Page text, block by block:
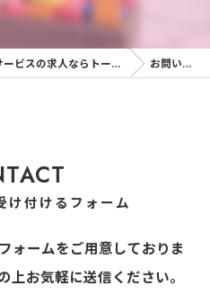
富山県富山市で放課後等デイサービスの求人ならトータルサポート・ライトブレイン お問い合わせ
け付けるフォーム
ォームをご用意しておりま
上お気軽に送信ください。